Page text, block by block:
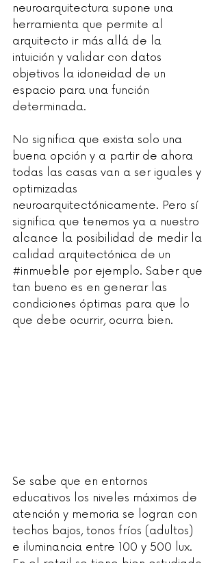
neuroarquitectura supone una
herramienta que permite al
arquitecto ir más allá de la
intuición y validar con datos
objetivos la idoneidad de un
espacio para una función
determinada.
No significa que exista solo una
buena opción y a partir de ahora
todas las casas van a ser iguales y
optimizadas
neuroarquitectónicamente. Pero sí
significa que tenemos ya a nuestro
alcance la posibilidad de medir la
calidad arquitectónica de un
#inmueble por ejemplo. Saber que
tan bueno es en generar las
condiciones óptimas para que lo
que debe ocurrir, ocurra bien.
Se sabe que en entornos
educativos los niveles máximos de
atención y memoria se logran con
techos bajos, tonos fríos (adultos)
e iluminancia entre 100 y 500 lux.